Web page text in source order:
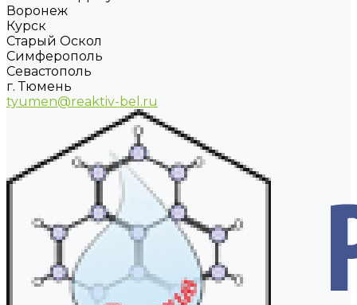
Воронеж
Курск
Старый Оскол
Симферополь
Севастополь
г. Тюмень
tyumen@reaktiv-bel.ru